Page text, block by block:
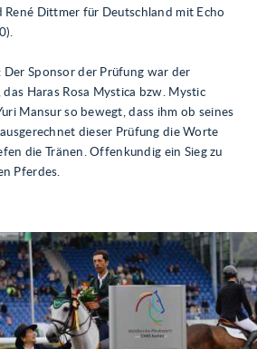
Dittmer für Deutschland mit Echo
Der Sponsor der Prüfung war der
Haras Rosa Mystica bzw. Mystic
Mansur so bewegt, dass ihm ob seines
dieser Prüfung die Worte
die Tränen. Offenkundig ein Sieg zu
Pferdes.